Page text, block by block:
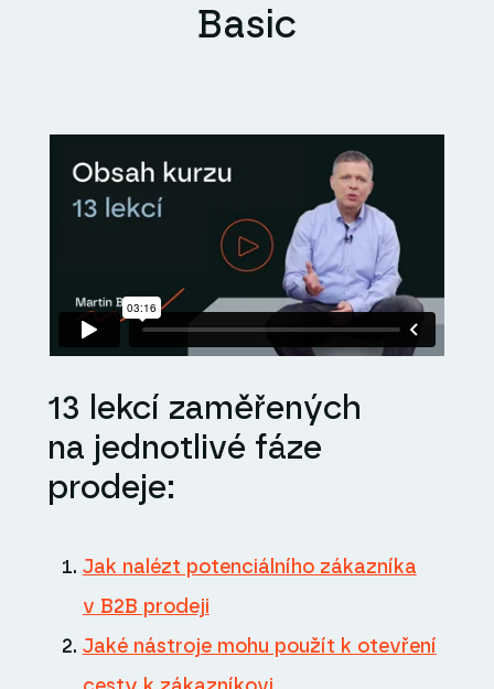
Basic
13 lekcí zaměřených
na jednotlivé fáze
prodeje:
Jak nalézt potenciálního zákazníka
v B2B prodeji
Jaké nástroje mohu použít k otevření